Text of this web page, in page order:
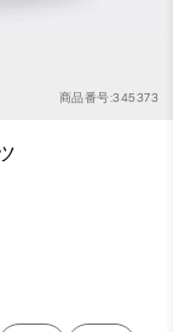
商品番号:345373